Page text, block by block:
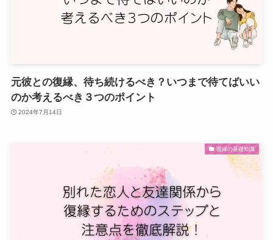
元彼との復縁、待ち続けるべき？いつまで待てばいい
のか考えるべき３つのポイント
2024年7月14日
復縁の基礎知識